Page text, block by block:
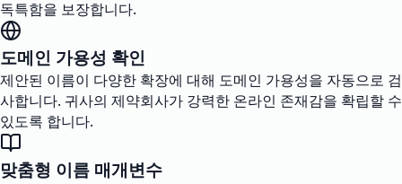
독특함을 보장합니다.
도메인 가용성 확인
제안된 이름이 다양한 확장에 대해 도메인 가용성을 자동으로 검
사합니다. 귀사의 제약회사가 강력한 온라인 존재감을 확립할 수
있도록 합니다.
맞춤형 이름 매개변수